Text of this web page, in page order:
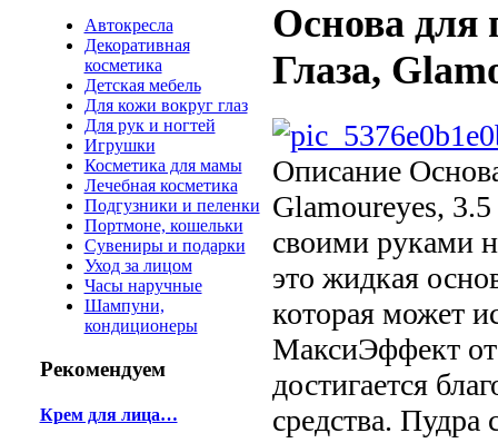
Автокресла
Декоративная
косметика
Детская мебель
Для кожи вокруг глаз
Для рук и ногтей
Игрушки
Косметика для мамы
Лечебная косметика
Подгузники и пеленки
Портмоне, кошельки
Сувениры и подарки
Уход за лицом
Часы наручные
Шампуни,
кондиционеры
Рекомендуем
Крем для лица…
Основа для
Глаза,
Описание
Glamoureyes,
своими руками
это жидкая
которая может
МаксиЭффект
достигается
средства. Пудра